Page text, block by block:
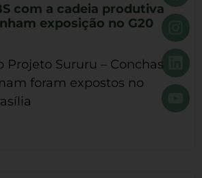
com a cadeia produtiva
exposição no G20
Projeto Sururu – Conchas
foram expostos no